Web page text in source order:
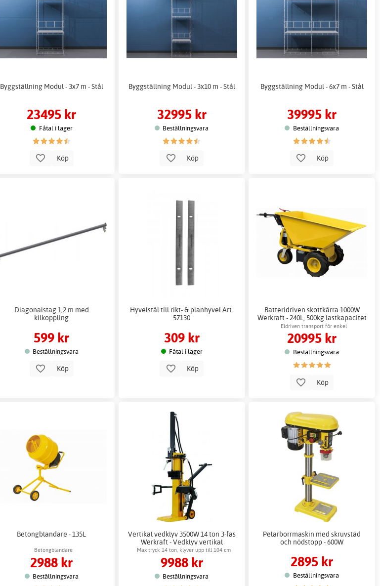
Byggställning Modul - 3x7 m - Stål
23495 kr
Fåtal i lager
Köp
Byggställning Modul - 3x10 m - Stål
32995 kr
Beställningsvara
Köp
Byggställning Modul - 6x7 m - Stål
39995 kr
Beställningsvara
Köp
Diagonalstag 1,2 m med
kilkoppling
599 kr
Beställningsvara
Köp
Hyvelstål till rikt- & planhyvel Art.
57130
309 kr
Fåtal i lager
Köp
Batteridriven skottkärra 1000W
Werkraft - 240L, 500kg lastkapacitet
Eldriven transport för enkel
materialhantering
20995 kr
Beställningsvara
Köp
Betongblandare - 135L
Betongblandare
2988 kr
Beställningsvara
Vertikal vedklyv 3500W 14 ton 3-fas
Werkraft - Vedklyv vertikal
Max tryck 14 ton, klyver upp till 104 cm
9988 kr
Beställningsvara
Pelarborrmaskin med skruvstäd
och nödstopp - 600W
2895 kr
Beställningsvara